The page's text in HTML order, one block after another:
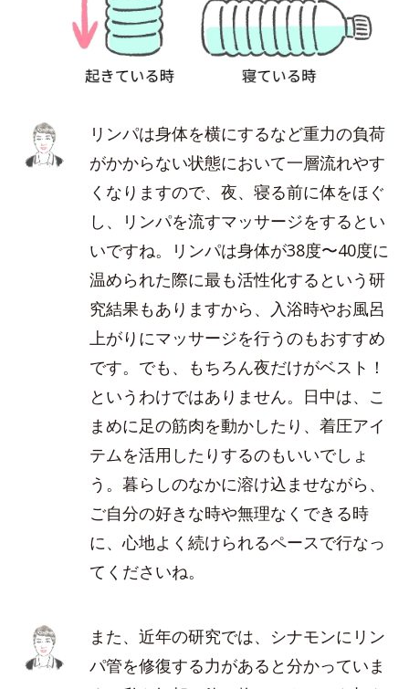
リンパは身体を横にするなど重力の負荷
がかからない状態において一層流れやす
くなりますので、夜、寝る前に体をほぐ
し、リンパを流すマッサージをするとい
いですね。リンパは身体が38度〜40度に
温められた際に最も活性化するという研
究結果もありますから、入浴時やお風呂
上がりにマッサージを行うのもおすすめ
です。でも、もちろん夜だけがベスト！
というわけではありません。日中は、こ
まめに足の筋肉を動かしたり、着圧アイ
テムを活用したりするのもいいでしょ
う。暮らしのなかに溶け込ませながら、
ご自分の好きな時や無理なくできる時
に、心地よく続けられるペースで行なっ
てくださいね。
また、近年の研究では、シナモンにリン
パ管を修復する力があると分かっていま